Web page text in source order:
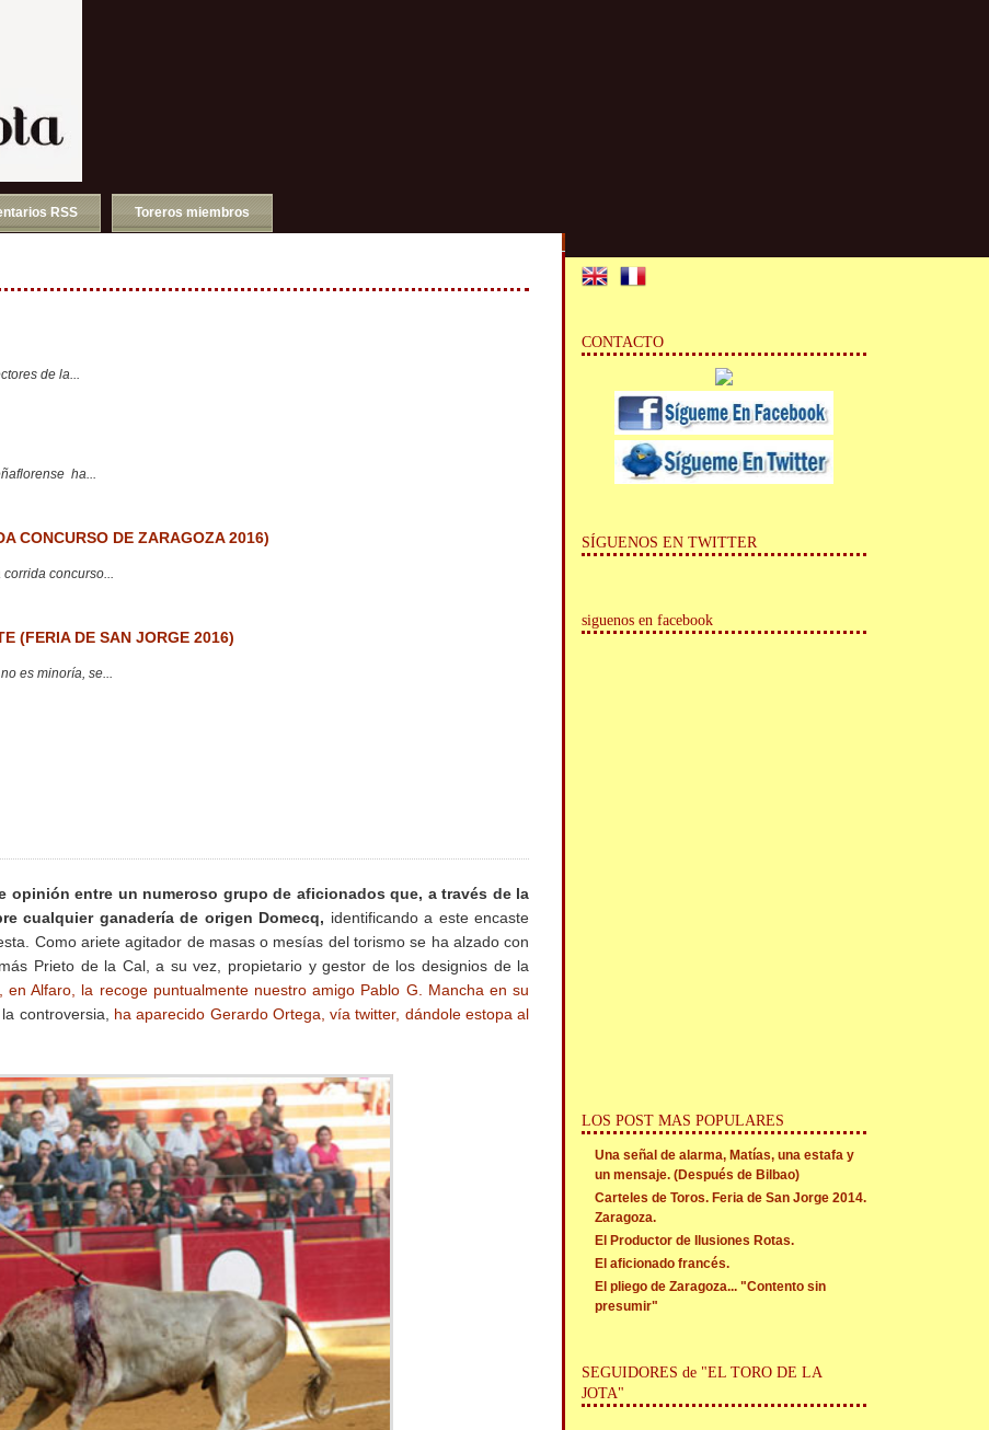
RSS Toreros miembros
de la...
ha...
CONCURSO DE ZARAGOZA 2016)
concurso...
(FERIA DE SAN JORGE 2016)
es minoría, se...
opinión entre un numeroso grupo de aficionados que, a través de la
cualquier ganadería de origen Domecq, identificando a este encaste
Como ariete agitador de masas o mesías del torismo se ha alzado con
Prieto de la Cal, a su vez, propietario y gestor de los designios de la
en Alfaro, la recoge puntualmente nuestro amigo Pablo G. Mancha en su
controversia, ha aparecido Gerardo Ortega, vía twitter, dándole estopa al
CONTACTO
SÍGUENOS EN TWITTER
siguenos en facebook
LOS POST MAS POPULARES
Una señal de alarma, Matías, una estafa y
un mensaje. (Después de Bilbao)
Carteles de Toros. Feria de San Jorge 2014.
Zaragoza.
El Productor de Ilusiones Rotas.
El aficionado francés.
El pliego de Zaragoza... "Contento sin
presumir"
SEGUIDORES de "EL TORO DE LA
JOTA"